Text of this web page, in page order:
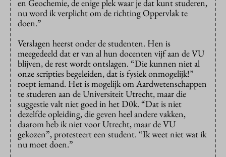
en Geochemie, de enige plek waar je dat kunt studeren,
nu word ik verplicht om de richting Oppervlak te
doen.”
Verslagen heerst onder de studenten. Hen is
meegedeeld dat er van al hun docenten vijf aan de VU
blijven, de rest wordt ontslagen. “Die kunnen niet al
onze scripties begeleiden, dat is fysiek onmogelijk!”
roept iemand. Het is mogelijk om Aardwetenschappen
te studeren aan de Universiteit Utrecht, maar die
suggestie valt niet goed in het D0k. “Dat is niet
dezelfde opleiding, die geven heel andere vakken,
daarom heb ik niet voor Utrecht, maar de VU
gekozen”, protesteert een student. “Ik weet niet wat ik
nu moet doen.”